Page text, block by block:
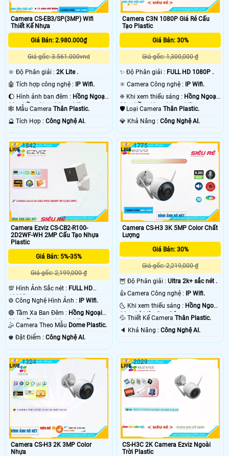
Camera CS-EB3/SP(3MP) Wifi
Thiết Kế Nhựa
Giá Bán: 2.980.000₫
Giá gốc: 3.561.000vnd
🔆 Độ Phân giải : 2K Lite .
🤖️ Tích hợp công nghệ :
IP Wifi.
🌔 Hình ảnh ban đêm : Hồng Ngoại
30m Hồng Ngoại Smart IR.
🕸️ Mẫu Camera Thân Plastic.
️🔮 Tích Hợp : Công Nghệ AI.
Camera C3N 1080P Giá Rẻ Cấu
Tạo Plastic
Giá Bán: 30%
Giá gốc: 1,300,000 ₫
✨ Độ Phân giải : FULL HD 1080P .
⚛️ Camera Công nghệ :
IP Wifi.
❈ Khi xem thiếu sáng : Hồng Ngoại
30m Hồng Ngoại Smart IR.
🛡 Loại CameraThân Plastic.
️💎 Khả Năng :Công Nghệ AI.
Camera Ezviz CS-CB2-R100-
2D2WF-WH 2MP Cấu Tạo Nhựa
Plastic
Giá Bán: 5%-35%
Giá gốc: 2,199,000 ₫
💯 Hình Ảnh Sắc nét : FULL HD
1080P .
⚙ Công Nghệ Hình Ảnh :
IP Wifi.
🔴 Tầm Xa Ban Đêm : Hồng Ngoại
20m Hồng Ngoại Smart IR.
🤹 Camera Theo Mẫu Dome Plastic.
️♚ Đặt Điểm : Công Nghệ AI.
1842
Camera CS-H3 3K 5MP Color Chất
Lượng
Giá Bán: 30%
Giá gốc: 2,219,000 ₫
🦉 Độ Phân giải :Ultra 2k+ sắc nét .
👍 Camera Công nghệ :
IP Wifi.
🌜 Khi xem thiếu sáng : Hồng Ngoại
30m Có Màu Ban Ðêm.
💦 Thiết Kế CameraThân Plastic.
️🔈 Khả Năng :Công Nghệ AI.
1775
Camera CS-H3 2K 3MP Color
Nhựa
1324
CS-H3C 2K Camera Ezviz Ngoài
Trời Plastic
2029